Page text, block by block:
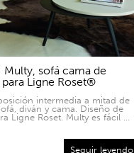
sofá cama de
Ligne Roset®
intermedia a mitad de
diván y cama. Diseño de
Ligne Roset. Multy es fácil …
Seguir leyendo